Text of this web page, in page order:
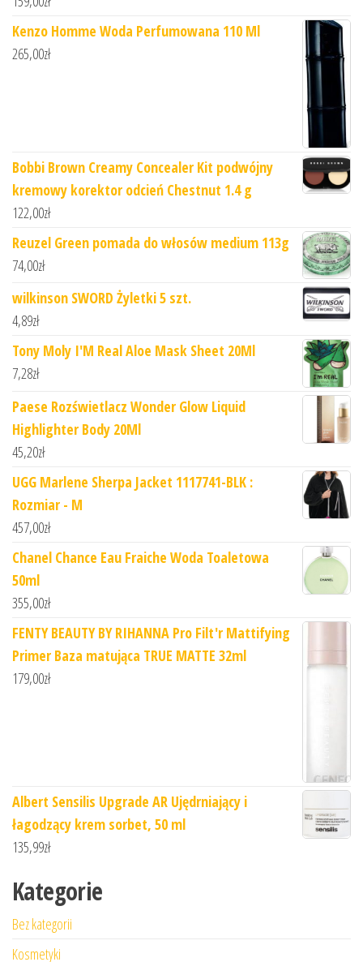
Kenzo Homme Woda Perfumowana 110 Ml
265,00zł
Bobbi Brown Creamy Concealer Kit podwójny
kremowy korektor odcień Chestnut 1.4 g
122,00zł
Reuzel Green pomada do włosów medium 113g
74,00zł
wilkinson SWORD Żyletki 5 szt.
4,89zł
Tony Moly I'M Real Aloe Mask Sheet 20Ml
7,28zł
Paese Rozświetlacz Wonder Glow Liquid
Highlighter Body 20Ml
45,20zł
UGG Marlene Sherpa Jacket 1117741-BLK :
Rozmiar - M
457,00zł
Chanel Chance Eau Fraiche Woda Toaletowa
50ml
355,00zł
FENTY BEAUTY BY RIHANNA Pro Filt'r Mattifying
Primer Baza matująca TRUE MATTE 32ml
179,00zł
Albert Sensilis Upgrade AR Ujędrniający i
łagodzący krem sorbet, 50 ml
135,99zł
Kategorie
Bez kategorii
Kosmetyki